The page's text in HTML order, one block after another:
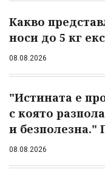
Какво
носи до 5 кг
08.08.2026
"Истината е
с която
и безполезна."
08.08.2026